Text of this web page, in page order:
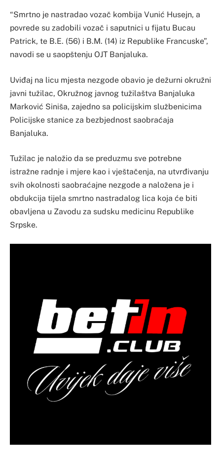
“Smrtno je nastradao vozač kombija Vunić Husejn, a
povrede su zadobili vozač i saputnici u fijatu Bucau
Patrick, te B.E. (56) i B.M. (14) iz Republike Francuske”,
navodi se u saopštenju OJT Banjaluka.
Uviđaj na licu mjesta nezgode obavio je dežurni okružni
javni tužilac, Okružnog javnog tužilaštva Banjaluka
Marković Siniša, zajedno sa policijskim službenicima
Policijske stanice za bezbjednost saobraćaja
Banjaluka.
Tužilac je naložio da se preduzmu sve potrebne
istražne radnje i mjere kao i vještačenja, na utvrđivanju
svih okolnosti saobraćajne nezgode a naložena je i
obdukcija tijela smrtno nastradalog lica koja će biti
obavljena u Zavodu za sudsku medicinu Republike
Srpske.